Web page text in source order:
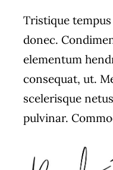
Tristique
donec.
elementum
consequat, ut.
scelerisque
pulvinar.